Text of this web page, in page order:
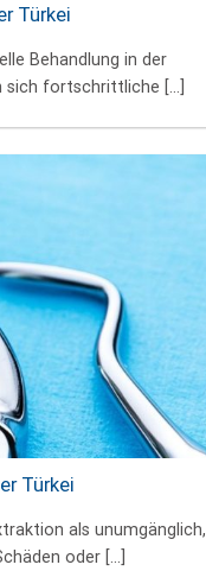
Türkei
Behandlung in der
sich fortschrittliche [...]
Türkei
als unumgänglich,
oder [...]